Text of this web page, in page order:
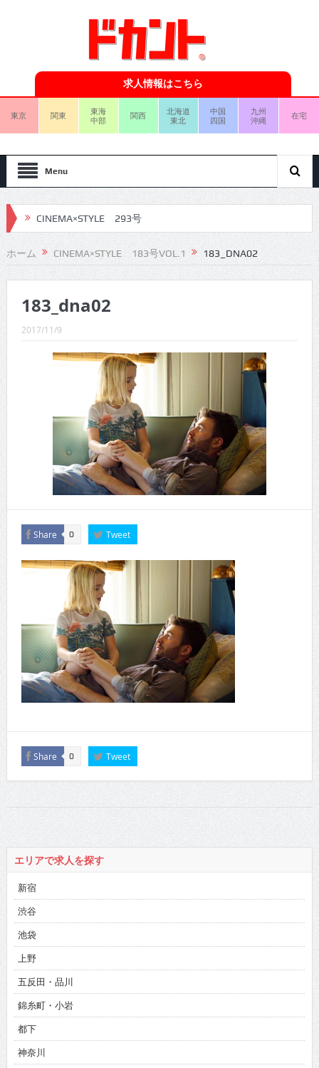
求人情報はこちら
東京 関東
東海
中部
関西
北海道
東北
中国
四国
九州
沖縄
在宅
Menu
CINEMA×STYLE 293号
CINEMA×STYLE 292号
CINEMA×STYLE 291号
CINEMA×STYLE 290号
CINEMA×STYLE 289号
CINEMA×STYLE 288号
CINEMA×STYLE 287号
CINEMA×STYLE 286号
CINEMA×STYLE 285号
CINEMA×STYLE 294号
ホーム CINEMA×STYLE 183号VOL.1 183_DNA02
183_dna02
2017/11/9
Share 0 Tweet
Share 0 Tweet
エリアで求人を探す
新宿
渋谷
池袋
上野
五反田・品川
錦糸町・小岩
都下
神奈川